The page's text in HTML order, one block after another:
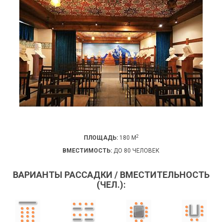
ПЛОЩАДЬ:180 М 2
ВМЕСТИМОСТЬ: ДО 80 ЧЕЛОВЕК
ВАРИАНТЫ РАССАДКИ / ВМЕСТИТЕЛЬНОСТЬ
(ЧЕЛ.):